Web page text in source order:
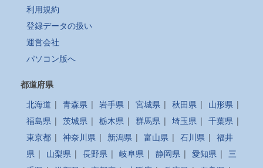
利用規約
登録データの扱い
運営会社
パソコン版へ
都道府県
北海道 | 青森県 | 岩手県 | 宮城県 | 秋田県 | 山形県 |
福島県 | 茨城県 | 栃木県 | 群馬県 | 埼玉県 | 千葉県 |
東京都 | 神奈川県 | 新潟県 | 富山県 | 石川県 | 福井
県 | 山梨県 | 長野県 | 岐阜県 | 静岡県 | 愛知県 | 三